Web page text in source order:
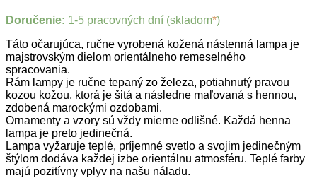
Doručenie: 1-5 pracovných dní (skladom*)
Táto očarujúca, ručne vyrobená kožená nástenná lampa je
majstrovským dielom orientálneho remeselného
spracovania.
Rám lampy je ručne tepaný zo železa, potiahnutý pravou
kozou kožou, ktorá je šitá a následne maľovaná s hennou,
zdobená marockými ozdobami.
Ornamenty a vzory sú vždy mierne odlišné. Každá henna
lampa je preto jedinečná.
Lampa vyžaruje teplé, príjemné svetlo a svojim jedinečným
štýlom dodáva každej izbe orientálnu atmosféru. Teplé farby
majú pozitívny vplyv na našu náladu.